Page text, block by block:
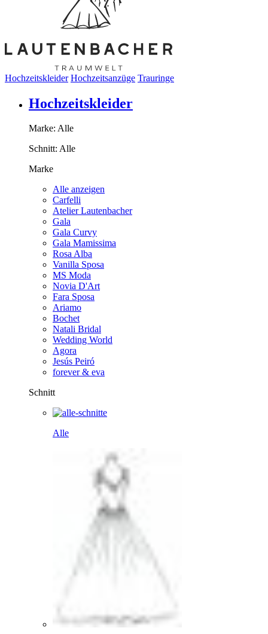
Hochzeitskleider Hochzeitsanzüge Trauringe
Hochzeitskleider
Marke: Alle
Schnitt: Alle
Marke
Alle anzeigen
Carfelli
Atelier Lautenbacher
Gala
Gala Curvy
Gala Mamissima
Rosa Alba
Vanilla Sposa
MS Moda
Novia D'Art
Fara Sposa
Ariamo
Bochet
Natali Bridal
Wedding World
Agora
Jesús Peiró
forever & eva
Schnitt
Alle